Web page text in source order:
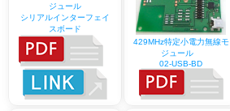
ジュール
シリアルインターフェイ
スボード
429MHz特定小電力無線モ
ジュール
02-USB-BD